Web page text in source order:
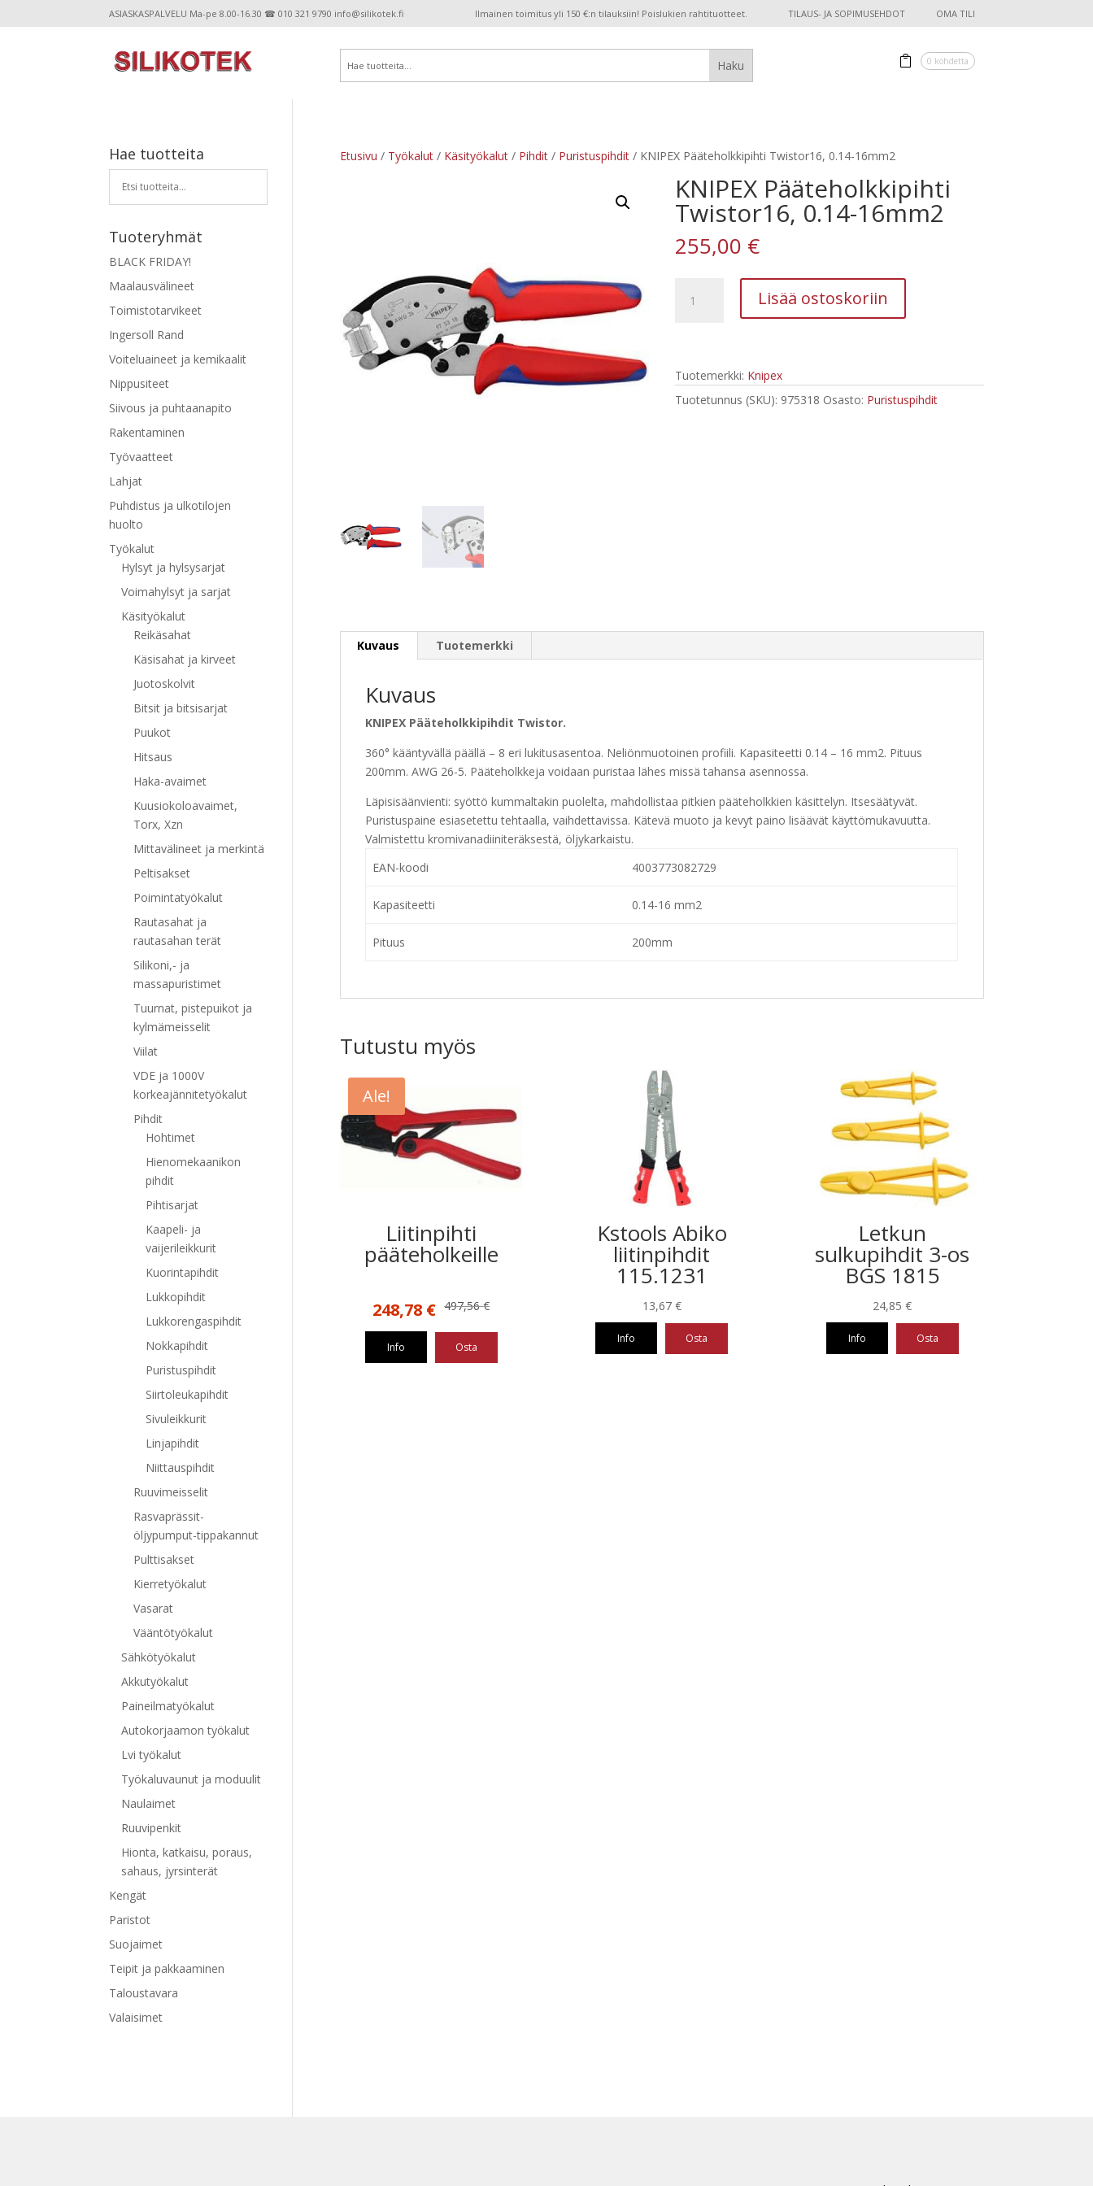
ASIASKASPALVELU Ma-pe 8.00-16.30 ☎ 010 321 9790 info@silikotek.fi Ilmainen toimitus yli 150 €:n tilauksiin! Poislukien rahtituotteet. TILAUS- JA SOPIMUSEHDOT OMA TILI
0 kohdetta
Etusivu / Työkalut/ Käsityökalut/ Pihdit/ Puristuspihdit/ KNIPEX Pääteholkkipihti Twistor16, 0.14-16mm2
KNIPEX Pääteholkkipihti
Twistor16, 0.14-16mm2
255,00 €
Pääteholkkipihti
määrä
Lisää ostoskoriin
Tuotemerkki: Knipex
Tuotetunnus (SKU): 975318 Osasto: Puristuspihdit
Kuvaus Tuotemerkki
Kuvaus
KNIPEX Pääteholkkipihdit Twistor.
360° kääntyvällä päällä – 8 eri lukitusasentoa. Neliönmuotoinen profiili. Kapasiteetti 0.14 – 16 mm2. Pituus
200mm. AWG 26-5. Pääteholkkeja voidaan puristaa lähes missä tahansa asennossa.
Läpisisäänvienti: syöttö kummaltakin puolelta, mahdollistaa pitkien pääteholkkien käsittelyn. Itsesäätyvät.
Puristuspaine esiasetettu tehtaalla, vaihdettavissa. Kätevä muoto ja kevyt paino lisäävät käyttömukavuutta.
Valmistettu kromivanadiiniteräksestä, öljykarkaistu.
EAN-koodi
4003773082729
Kapasiteetti 0.14-16 mm2
Pituus 200mm
Tutustu myös
Ale!
Liitinpihti
pääteholkeille
497,56€
Alkuperäinen
497,56 €.
248,78 €Nykyinen
248,78 €.
Info Osta
Kstools Abiko
liitinpihdit
115.1231
13,67 €
Info Osta
Letkun
sulkupihdit 3-os
BGS 1815
24,85€
Info Osta
Hae tuotteita
Tuoteryhmät
BLACK FRIDAY!
Maalausvälineet
Toimistotarvikeet
Ingersoll Rand
Voiteluaineet ja kemikaalit
Nippusiteet
Siivous ja puhtaanapito
Rakentaminen
Työvaatteet
Lahjat
Puhdistus ja ulkotilojen
huolto
Työkalut
Hylsyt ja hylsysarjat
Voimahylsyt ja sarjat
Käsityökalut
Reikäsahat
Käsisahat ja kirveet
Juotoskolvit
Bitsit ja bitsisarjat
Puukot
Hitsaus
Haka-avaimet
Kuusiokoloavaimet,
Torx, Xzn
Mittavälineet ja merkintä
Peltisakset
Poimintatyökalut
Rautasahat ja
rautasahan terät
Silikoni,- ja
massapuristimet
Tuurnat, pistepuikot ja
kylmämeisselit
Viilat
VDE ja 1000V
korkeajännitetyökalut
Pihdit
Hohtimet
Hienomekaanikon
pihdit
Pihtisarjat
Kaapeli- ja
vaijerileikkurit
Kuorintapihdit
Lukkopihdit
Lukkorengaspihdit
Nokkapihdit
Puristuspihdit
Siirtoleukapihdit
Sivuleikkurit
Linjapihdit
Niittauspihdit
Ruuvimeisselit
Rasvaprässit-
öljypumput-tippakannut
Pulttisakset
Kierretyökalut
Vasarat
Vääntötyökalut
Sähkötyökalut
Akkutyökalut
Paineilmatyökalut
Autokorjaamon työkalut
Lvi työkalut
Työkaluvaunut ja moduulit
Naulaimet
Ruuvipenkit
Hionta, katkaisu, poraus,
sahaus, jyrsinterät
Kengät
Paristot
Suojaimet
Teipit ja pakkaaminen
Taloustavara
Valaisimet